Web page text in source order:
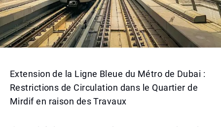
Extension de la Ligne Bleue du Métro de Dubai :
Restrictions de Circulation dans le Quartier de
Mirdif en raison des Travaux